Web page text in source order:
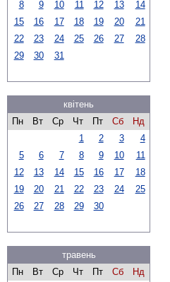
8
9 10 11 12 13
14
15
16 17 18 19 20
21
22
23 24 25 26 27
28
29
30 31
квітень
Пн
Вт Ср Чт Пт Сб
Нд
1
2 3
4
5
6 7 8 9 10
11
12
13 14 15 16 17
18
19
20 21 22 23 24
25
26
27 28 29 30
травень
Пн
Вт Ср Чт Пт Сб
Нд